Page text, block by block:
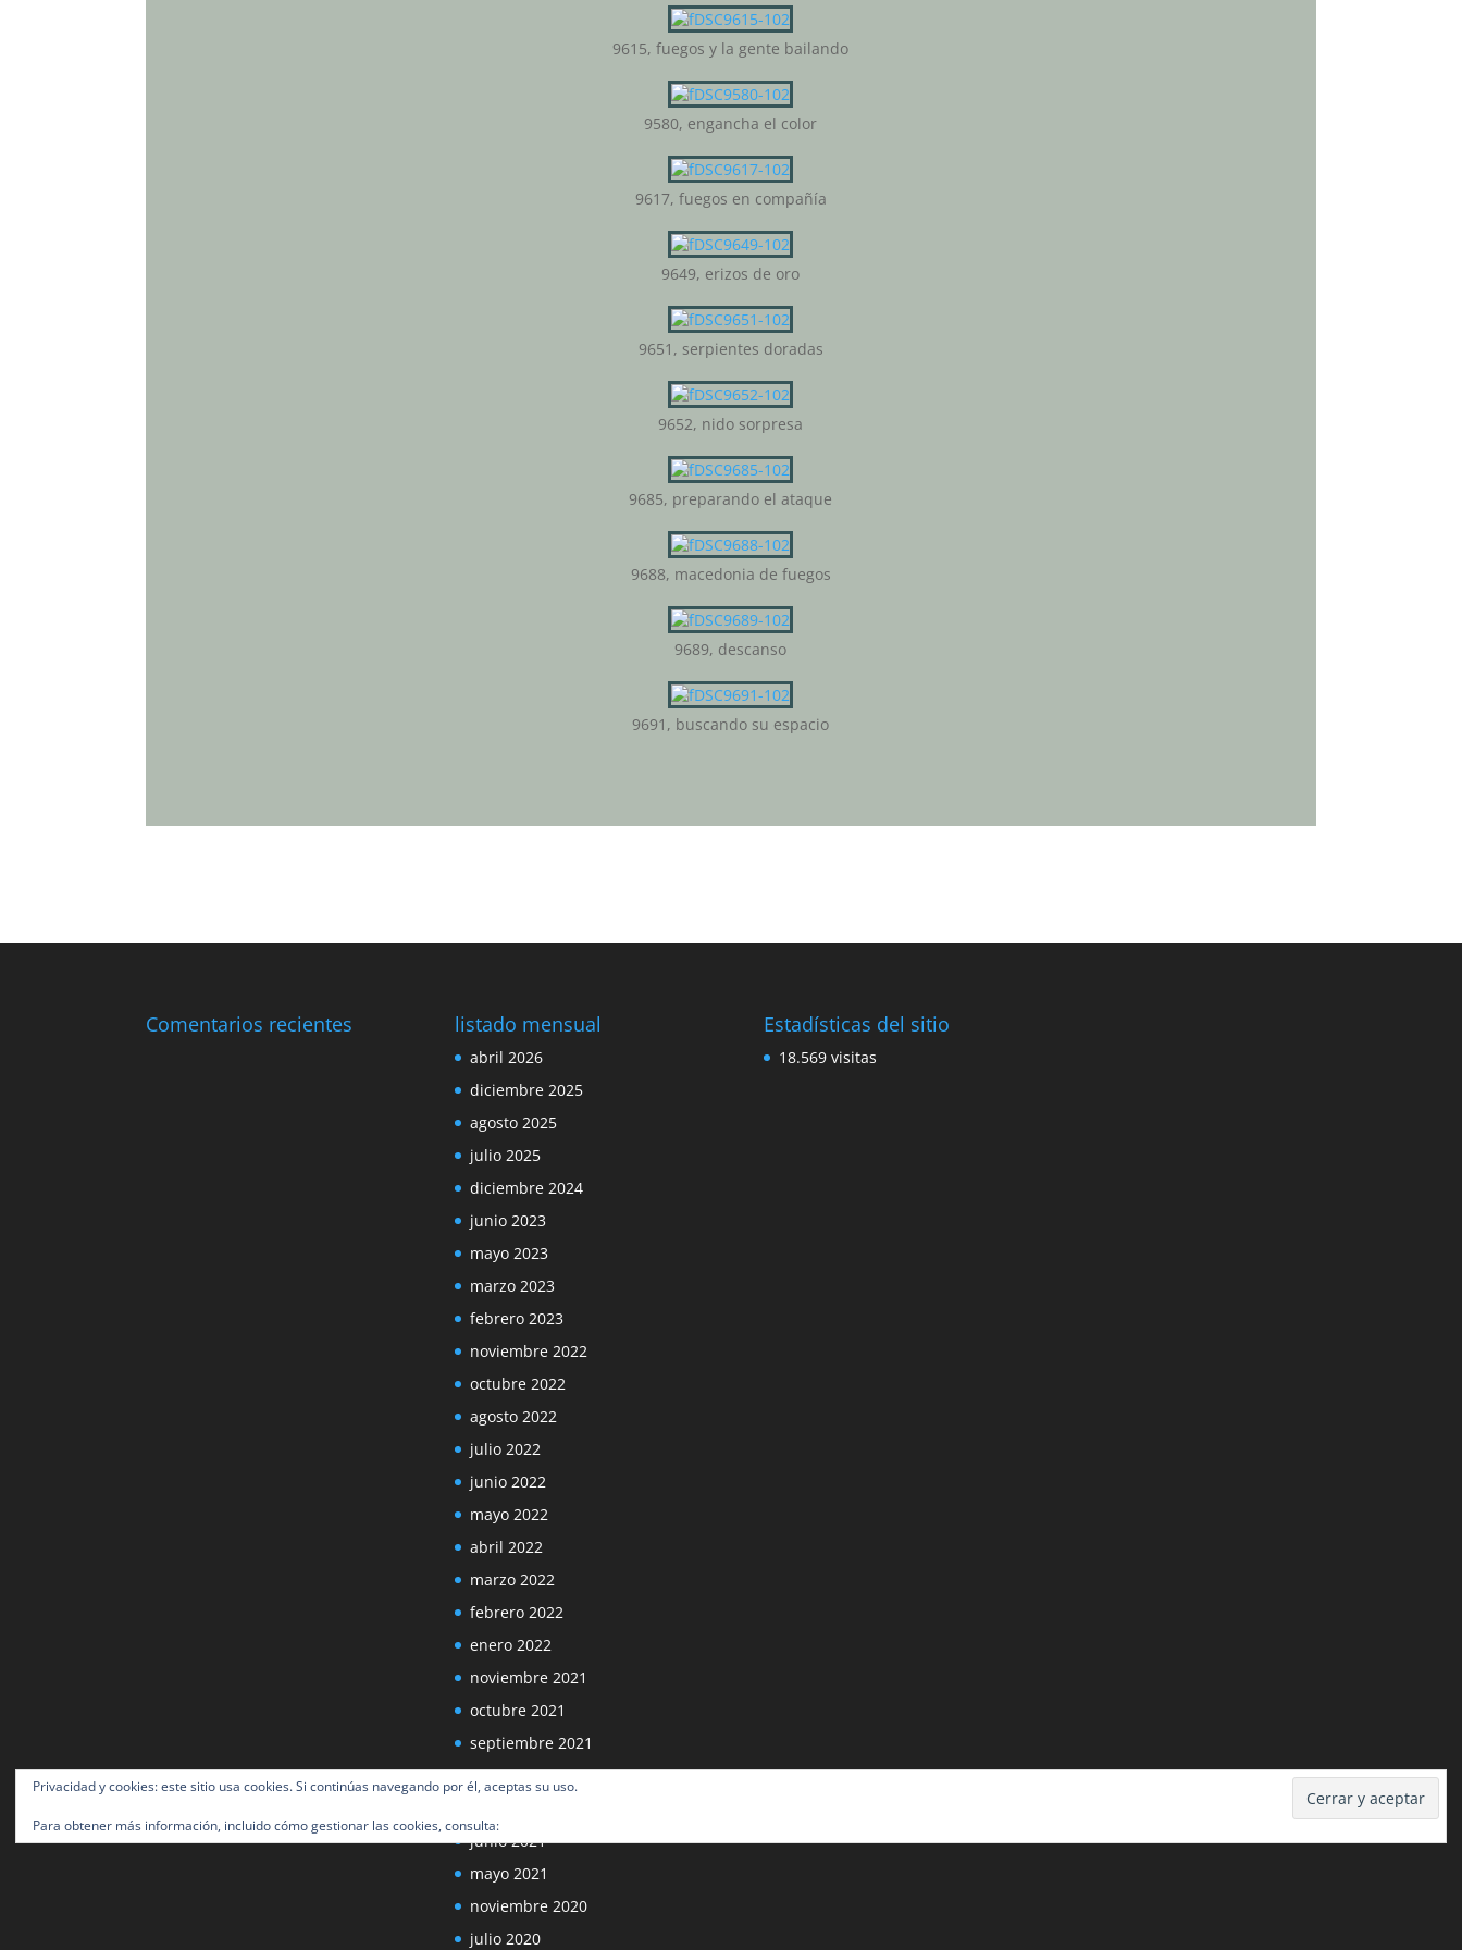
9615, fuegos y la gente bailando
9580, engancha el color
9617, fuegos en compañía
9649, erizos de oro
9651, serpientes doradas
9652, nido sorpresa
9685, preparando el ataque
9688, macedonia de fuegos
9689, descanso
9691, buscando su espacio
Comentarios recientes
Privacidad y cookies: este sitio usa cookies. Si continúas navegando por él, aceptas su uso.
Para obtener más información, incluido cómo gestionar las cookies, consulta:
listado mensual
abril 2026
diciembre 2025
agosto 2025
julio 2025
diciembre 2024
junio 2023
mayo 2023
marzo 2023
febrero 2023
noviembre 2022
octubre 2022
agosto 2022
julio 2022
junio 2022
mayo 2022
abril 2022
marzo 2022
febrero 2022
enero 2022
noviembre 2021
octubre 2021
septiembre 2021
agosto 2021
junio 2021
mayo 2021
noviembre 2020
julio 2020
Estadísticas del sitio
18.569 visitas